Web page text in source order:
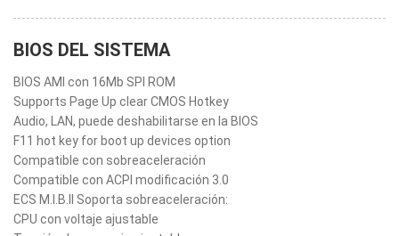
BIOS DEL SISTEMA
BIOS AMI con 16Mb SPI ROM
Supports Page Up clear CMOS Hotkey
Audio, LAN, puede deshabilitarse en la BIOS
F11 hot key for boot up devices option
Compatible con sobreaceleración
Compatible con ACPI modificación 3.0
ECS M.I.B.II Soporta sobreaceleración:
CPU con voltaje ajustable